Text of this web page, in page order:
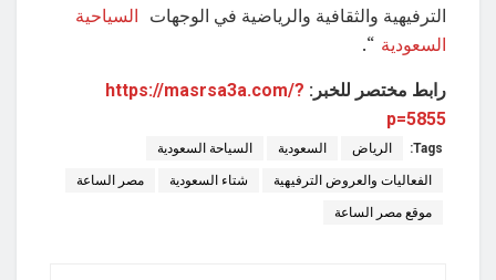
الترفيهية والثقافية والرياضية في الوجهات السياحية
السعودية “.
رابط مختصر للخبر: https://masrsa3a.com/?
p=5855
Tags: الرياض السعودية السياحة السعودية
الفعاليات والعروض الترفيهية شتاء السعودية مصر الساعة
موقع مصر الساعة